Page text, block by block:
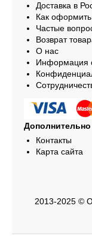
Доставка в
Как оформить
Частые
Возврат
О нас
Информация
Дополнительно
Контакты
Карта сайта
2013-2025 ©